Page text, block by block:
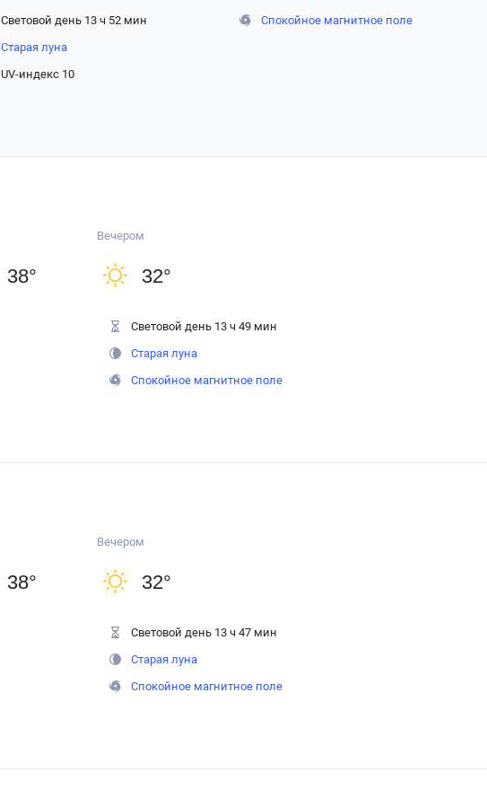
Световой день 13 ч 52 мин
Старая луна
UV-индекс 10
Спокойное магнитное поле
38°
Вечером
32°
Световой день 13 ч 49 мин
Старая луна
Спокойное магнитное поле
38°
Вечером
32°
Световой день 13 ч 47 мин
Старая луна
Спокойное магнитное поле